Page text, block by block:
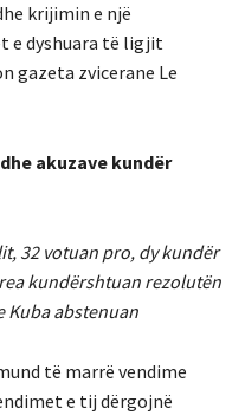
krijimin e një
e dyshuara të ligjit
gazeta zvicerane Le
akuzave kundër
32 votuan pro, dy kundër
kundërshtuan rezolutën
Kuba abstenuan
të marrë vendime
e tij dërgojnë